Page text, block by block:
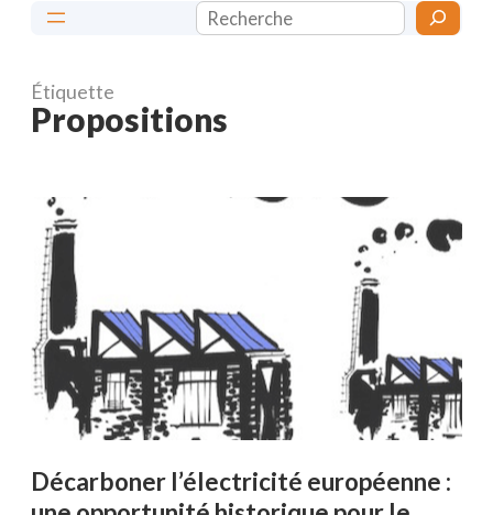
Rechercher
Étiquette
Propositions
Décarboner l’électricité européenne :